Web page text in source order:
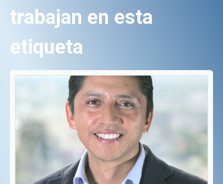
trabajan en esta
etiqueta